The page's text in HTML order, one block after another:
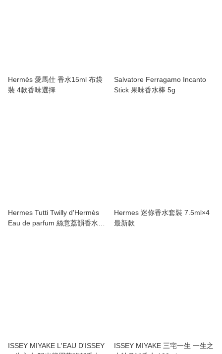
Hermès 愛馬仕 香水15ml 布袋
裝 4款香味選擇
Salvatore Ferragamo Incanto
Stick 果味香水棒 5g
Hermes Tutti Twilly d'Hermès
Eau de parfum 絲意荔韻香水
Hermes 迷你香水套裝 7.5ml×4
最新款
ISSEY MIYAKE L'EAU D'ISSEY
ISSEY MIYAKE 三宅一生 一生之